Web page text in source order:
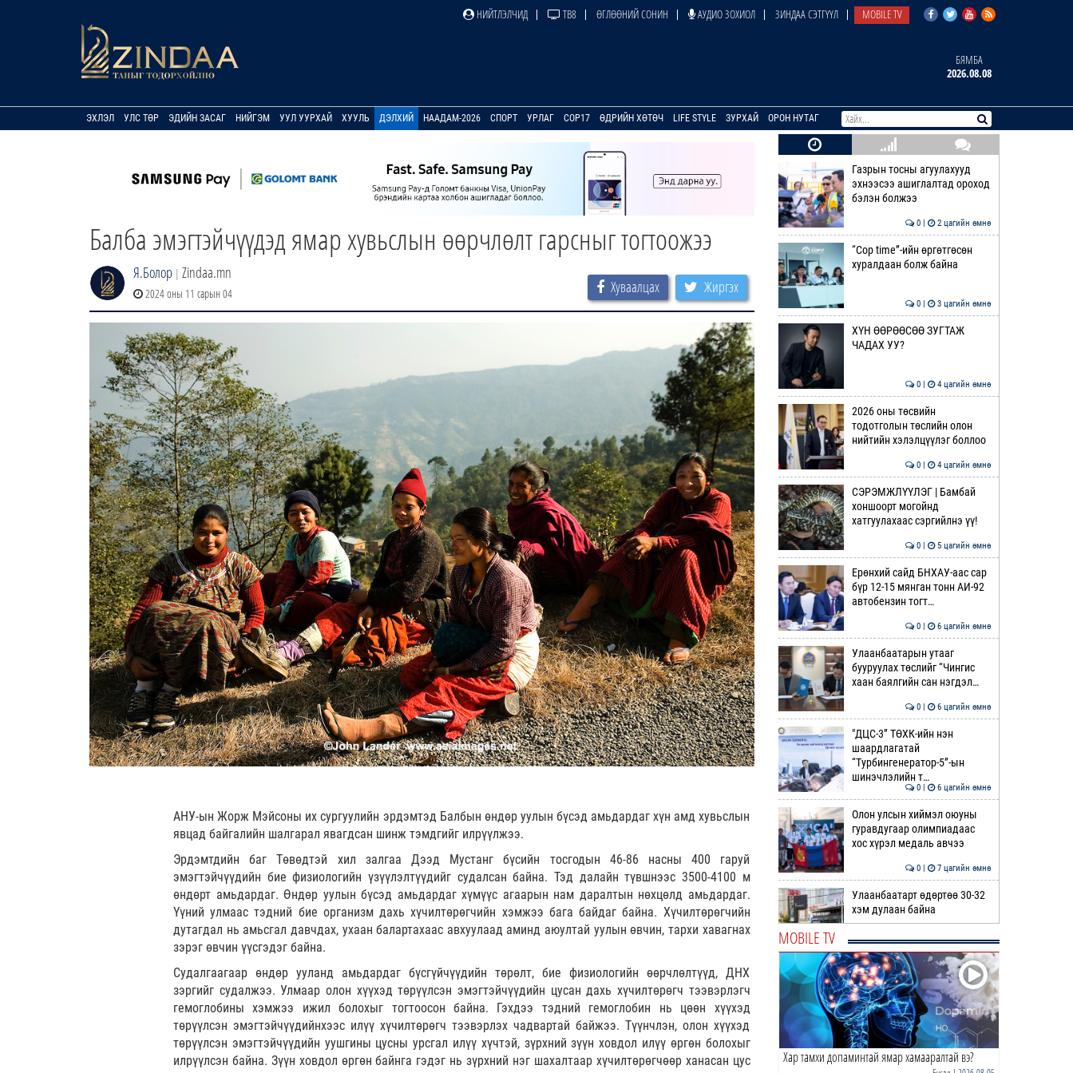
НИЙТЛЭЛЧИД ТВ8 ӨГЛӨӨНИЙ СОНИН АУДИО ЗОХИОЛ ЗИНДАА СЭТГҮҮЛ MOBILE TV
БЯМБА
2026.08.08
ЭХЛЭЛ УЛС ТӨР ЭДИЙН ЗАСАГ НИЙГЭМ УУЛ УУРХАЙ ХУУЛЬ ДЭЛХИЙ НААДАМ-2026 СПОРТ УРЛАГ COP17 ӨДРИЙН ХӨТӨЧ LIFE STYLE ЗУРХАЙ ОРОН НУТАГ
Балба эмэгтэйчүүдэд ямар хувьслын өөрчлөлт гарсныг тогтоожээ
Я.Болор | Zindaa.mn
2024 оны 11 сарын 04 Хуваалцах Жиргэх
АНУ-ын Жорж Мэйсоны их сургуулийн эрдэмтэд Балбын өндөр уулын бүсэд амьдардаг хүн амд хувьслын
явцад байгалийн шалгарал явагдсан шинж тэмдгийг илрүүлжээ.
Эрдэмтдийн баг Төвөдтэй хил залгаа Дээд Мустанг бүсийн тосгодын 46-86 насны 400 гаруй
эмэгтэйчүүдийн бие физиологийн үзүүлэлтүүдийг судалсан байна. Тэд далайн түвшнээс 3500-4100 м
өндөрт амьдардаг. Өндөр уулын бүсэд амьдардаг хүмүүс агаарын нам даралтын нөхцөлд амьдардаг.
Үүний улмаас тэдний бие организм дахь хүчилтөрөгчийн хэмжээ бага байдаг байна. Хүчилтөрөгчийн
дутагдал нь амьсгал давчдах, ухаан балартахаас авхуулаад аминд аюултай уулын өвчин, тархи хавагнах
зэрэг өвчин үүсгэдэг байна.
Судалгаагаар өндөр ууланд амьдардаг бүсгүйчүүдийн төрөлт, бие физиологийн өөрчлөлтүүд, ДНХ
зэргийг судалжээ. Улмаар олон хүүхэд төрүүлсэн эмэгтэйчүүдийн цусан дахь хүчилтөрөгч тээвэрлэгч
гемоглобины хэмжээ ижил болохыг тогтоосон байна. Гэхдээ тэдний гемоглобин нь цөөн хүүхэд
төрүүлсэн эмэгтэйчүүдийнхээс илүү хүчилтөрөгч тээвэрлэх чадвартай байжээ. Түүнчлэн, олон хүүхэд
төрүүлсэн эмэгтэйчүүдийн уушгины цусны урсгал илүү хүчтэй, зүрхний зүүн ховдол илүү өргөн болохыг
илрүүлсэн байна. Зүүн ховдол өргөн байнга гэдэг нь зүрхний нэг шахалтаар хүчилтөрөгчөөр ханасан цус
Газрын тосны агуулахууд
эхнээсээ ашиглалтад ороход
бэлэн болжээ
0 | 2 цагийн өмнө
“Cop time”-ийн өргөтгөсөн
хуралдаан болж байна
0 | 3 цагийн өмнө
ХҮН ӨӨРӨӨСӨӨ ЗУГТАЖ
ЧАДАХ УУ?
0 | 4 цагийн өмнө
2026 оны төсвийн
тодотголын төслийн олон
нийтийн хэлэлцүүлэг боллоо
0 | 4 цагийн өмнө
СЭРЭМЖЛҮҮЛЭГ | Бамбай
хоншоорт могойнд
хатгуулахаас сэргийлнэ үү!
0 | 5 цагийн өмнө
Ерөнхий сайд БНХАУ-аас сар
бүр 12-15 мянган тонн АИ-92
автобензин тогт…
0 | 6 цагийн өмнө
Улаанбаатарын утааг
бууруулах төслийг “Чингис
хаан баялгийн сан нэгдэл…
0 | 6 цагийн өмнө
"ДЦС-3” ТӨХК-ийн нэн
шаардлагатай
“Турбингенератор-5”-ын
шинэчлэлийн т…
0 | 6 цагийн өмнө
Олон улсын хиймэл оюуны
гуравдугаар олимпиадаас
хос хүрэл медаль авчээ
0 | 7 цагийн өмнө
Улаанбаатарт өдөртөө 30-32
хэм дулаан байна
ДОРНЫН ЗУРХАЙ | Морь,
нохой жилтнээ аливаа үйлийг
хийхэд эерэг сайн
0 | 8 цагийн өмнө
ӨГЛӨӨНИЙ МЭНД!
MOBILE TV
Хар тамхи допаминтай ямар хамааралтай вэ?